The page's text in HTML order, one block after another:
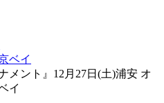
ベイ
メント』12月27日(土)浦安 オ
イ